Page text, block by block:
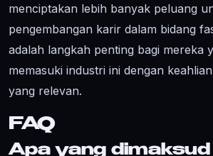
menciptakan lebih banyak peluang
pengembangan karir dalam bidang
adalah langkah penting bagi mereka
memasuki industri ini dengan
yang relevan.
FAQ
Apa yang